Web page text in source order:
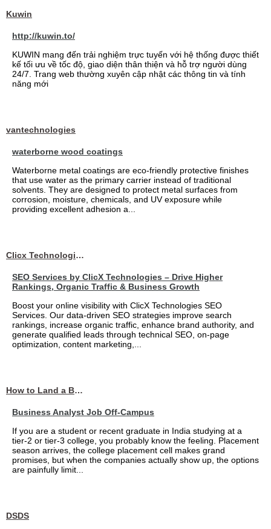
Kuwin
http://kuwin.to/
KUWIN mang đến trải nghiệm trực tuyến với hệ thống được thiết
kế tối ưu về tốc độ, giao diện thân thiện và hỗ trợ người dùng
24/7. Trang web thường xuyên cập nhật các thông tin và tính
năng mới
vantechnologies
waterborne wood coatings
Waterborne metal coatings are eco-friendly protective finishes
that use water as the primary carrier instead of traditional
solvents. They are designed to protect metal surfaces from
corrosion, moisture, chemicals, and UV exposure while
providing excellent adhesion a...
Clicx Technologies
SEO Services by ClicX Technologies – Drive Higher
Rankings, Organic Traffic & Business Growth
Boost your online visibility with ClicX Technologies SEO
Services. Our data-driven SEO strategies improve search
rankings, increase organic traffic, enhance brand authority, and
generate qualified leads through technical SEO, on-page
optimization, content marketing,...
How to Land a Business Analyst Job Off-Campus When Your College Has Zero Tech Connections
Business Analyst Job Off-Campus
If you are a student or recent graduate in India studying at a
tier-2 or tier-3 college, you probably know the feeling. Placement
season arrives, the college placement cell makes grand
promises, but when the companies actually show up, the options
are painfully limit...
DSDS